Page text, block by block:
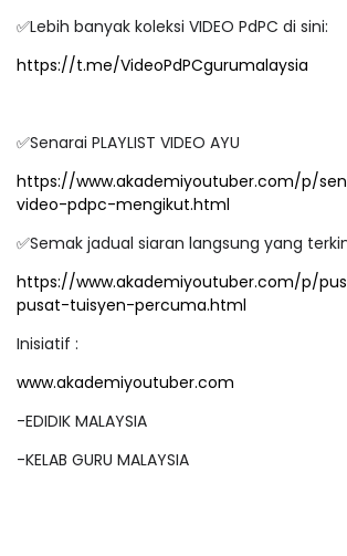
✅Lebih banyak koleksi VIDEO PdPC di sini:
https://t.me/VideoPdPCgurumalaysia
✅Senarai PLAYLIST VIDEO AYU
https://www.akademiyoutuber.com/p/
video-pdpc-mengikut.html
✅Semak jadual siaran langsung yang
https://www.akademiyoutuber.com/p/
pusat-tuisyen-percuma.html
Inisiatif :
www.akademiyoutuber.com
-EDIDIK MALAYSIA
-KELAB GURU MALAYSIA